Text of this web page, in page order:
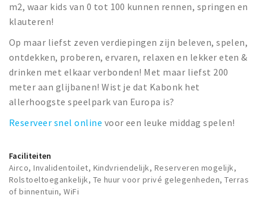
Baroniepoorten
Sport
Privacy
Inloggen
m2, waar kids van 0 tot 100 kunnen rennen, springen en
klauteren!
Op maar liefst zeven verdiepingen zijn beleven, spelen,
ontdekken, proberen, ervaren, relaxen en lekker eten &
drinken met elkaar verbonden! Met maar liefst 200
meter aan glijbanen! Wist je dat Kabonk het
allerhoogste speelpark van Europa is?
Reserveer snel online voor een leuke middag spelen!
Faciliteiten
Airco, Invalidentoilet, Kindvriendelijk, Reserveren mogelijk,
Rolstoeltoegankelijk, Te huur voor privé gelegenheden, Terras
of binnentuin, WiFi